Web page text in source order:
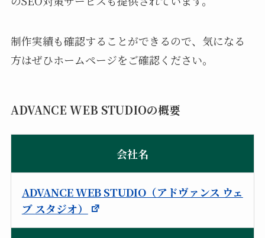
制作実績も確認することができるので、気になる
方はぜひホームページをご確認ください。
ADVANCE WEB STUDIOの概要
会社名
ADVANCE WEB STUDIO（アドヴァンス ウェ
ブ スタジオ）